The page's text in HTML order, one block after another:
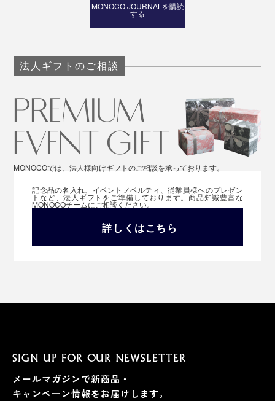
MONOCO JOURNALを購読
する
法人ギフトのご相談
MONOCOでは、法人様向けギフトのご相談を承っております。
記念品の名入れ、イベントノベルティ、従業員様へのプレゼン
トなど、法人ギフトをご準備しております。商品知識豊富な
MONOCOチームにご相談ください。
詳しくはこちら
SIGN UP FOR OUR NEWSLETTER
メールマガジンで新商品・
キャンペーン情報をお届けします。